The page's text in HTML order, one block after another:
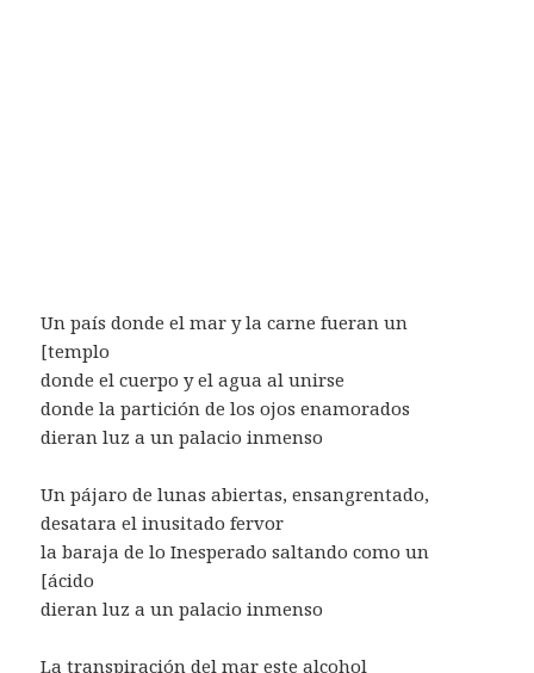
Un país donde el mar y la carne fueran un
[templo
donde el cuerpo y el agua al unirse
donde la partición de los ojos enamorados
dieran luz a un palacio inmenso
Un pájaro de lunas abiertas, ensangrentado,
desatara el inusitado fervor
la baraja de lo Inesperado saltando como un
[ácido
dieran luz a un palacio inmenso
La transpiración del mar este alcohol